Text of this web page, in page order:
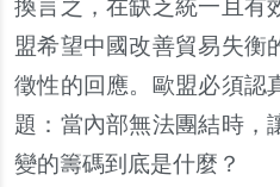
換言之，在缺乏統一且有
盟希望中國改善貿易失衡
徵性的回應。歐盟必須認
題：當內部無法團結時，
變的籌碼到底是什麼？